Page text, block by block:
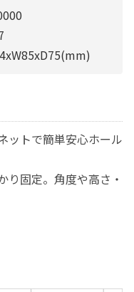
ットで簡単安心ホール
り固定。角度や高さ・